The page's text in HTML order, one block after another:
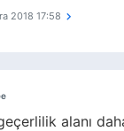
2018 17:58
alanı